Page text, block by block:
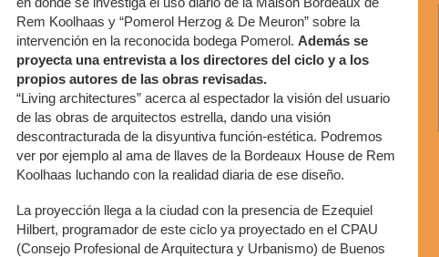
Rem Koolhaas y “Pomerol Herzog & De Meuron” sobre la
intervención en la reconocida bodega Pomerol. Además se
proyecta una entrevista a los directores del ciclo y a los
propios autores de las obras revisadas.
“Living architectures” acerca al espectador la visión del usuario
de las obras de arquitectos estrella, dando una visión
descontracturada de la disyuntiva función-estética. Podremos
ver por ejemplo al ama de llaves de la Bordeaux House de Rem
Koolhaas luchando con la realidad diaria de ese diseño.
La proyección llega a la ciudad con la presencia de Ezequiel
Hilbert, programador de este ciclo ya proyectado en el CPAU
(Consejo Profesional de Arquitectura y Urbanismo) de Buenos